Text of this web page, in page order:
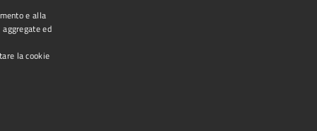
e alla
ed
la cookie